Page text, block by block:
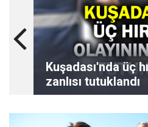
Kuşadası'nda üç
zanlısı tutuklandı